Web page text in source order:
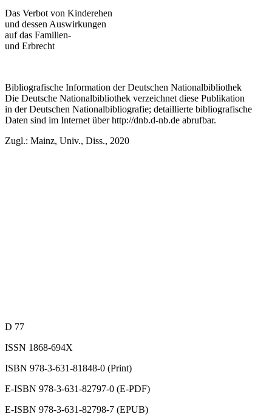
Das Verbot von Kinderehen
und dessen Auswirkungen
auf das Familien-
und Erbrecht
Bibliografische Information der Deutschen Nationalbibliothek
Die Deutsche Nationalbibliothek verzeichnet diese Publikation
in der Deutschen Nationalbibliografie; detaillierte bibliografische
Daten sind im Internet überhttp://dnb.d-nb.de abrufbar.
Zugl.: Mainz, Univ., Diss., 2020
D 77
ISSN 1868-694X
ISBN 978-3-631-81848-0 (Print)
E-ISBN 978-3-631-82797-0 (E-PDF)
E-ISBN 978-3-631-82798-7 (EPUB)